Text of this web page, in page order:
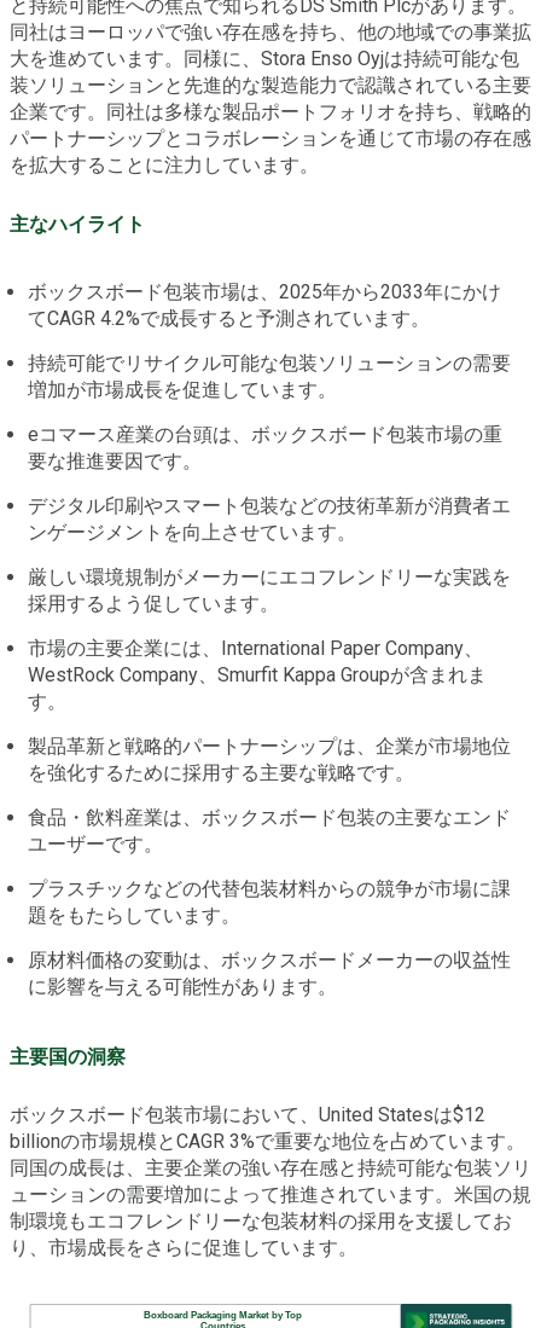
と持続可能性への焦点で知られるDS Smith Plcがあります。
同社はヨーロッパで強い存在感を持ち、他の地域での事業拡
大を進めています。同様に、Stora Enso Oyjは持続可能な包
装ソリューションと先進的な製造能力で認識されている主要
企業です。同社は多様な製品ポートフォリオを持ち、戦略的
パートナーシップとコラボレーションを通じて市場の存在感
を拡大することに注力しています。
主なハイライト
ボックスボード包装市場は、2025年から2033年にかけ
てCAGR 4.2%で成長すると予測されています。
持続可能でリサイクル可能な包装ソリューションの需要
増加が市場成長を促進しています。
eコマース産業の台頭は、ボックスボード包装市場の重
要な推進要因です。
デジタル印刷やスマート包装などの技術革新が消費者エ
ンゲージメントを向上させています。
厳しい環境規制がメーカーにエコフレンドリーな実践を
採用するよう促しています。
市場の主要企業には、International Paper Company、
WestRock Company、Smurfit Kappa Groupが含まれま
す。
製品革新と戦略的パートナーシップは、企業が市場地位
を強化するために採用する主要な戦略です。
食品・飲料産業は、ボックスボード包装の主要なエンド
ユーザーです。
プラスチックなどの代替包装材料からの競争が市場に課
題をもたらしています。
原材料価格の変動は、ボックスボードメーカーの収益性
に影響を与える可能性があります。
主要国の洞察
ボックスボード包装市場において、United Statesは$12
billionの市場規模とCAGR 3%で重要な地位を占めています。
同国の成長は、主要企業の強い存在感と持続可能な包装ソリ
ューションの需要増加によって推進されています。米国の規
制環境もエコフレンドリーな包装材料の採用を支援してお
り、市場成長をさらに促進しています。